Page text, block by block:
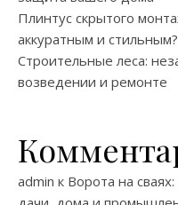
Плинтус скрытого
аккуратным и стильным?
Строительные леса:
возведении и ремонте
admin к Ворота на